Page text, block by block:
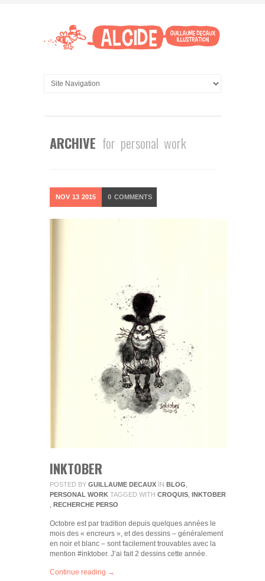
ARCHIVE for personal work
NOV 13 2015 0 COMMENTS
INKTOBER
POSTED BY GUILLAUME DECAUX IN BLOG
PERSONAL WORK TAGGED WITH CROQUIS
INKTOBER
RECHERCHE PERSO
Octobre est par tradition depuis quelques années le
mois des « encreurs », et des dessins – généralement
en noir et blanc – sont facilement trouvables avec la
mention #inktober. J’ai fait 2 dessins cette année.
Continue reading →